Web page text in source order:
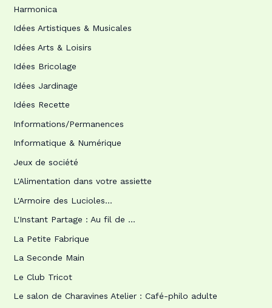
Harmonica
Idées Artistiques & Musicales
Idées Arts & Loisirs
Idées Bricolage
Idées Jardinage
Idées Recette
Informations/Permanences
Informatique & Numérique
Jeux de société
L'Alimentation dans votre assiette
L'Armoire des Lucioles…
L'Instant Partage : Au fil de …
La Petite Fabrique
La Seconde Main
Le Club Tricot
Le salon de Charavines Atelier : Café-philo adulte